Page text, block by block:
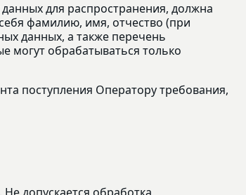
для распространения, должна
фамилию, имя, отчество (при
данных, а также перечень
могут обрабатываться только
поступления Оператору требования,